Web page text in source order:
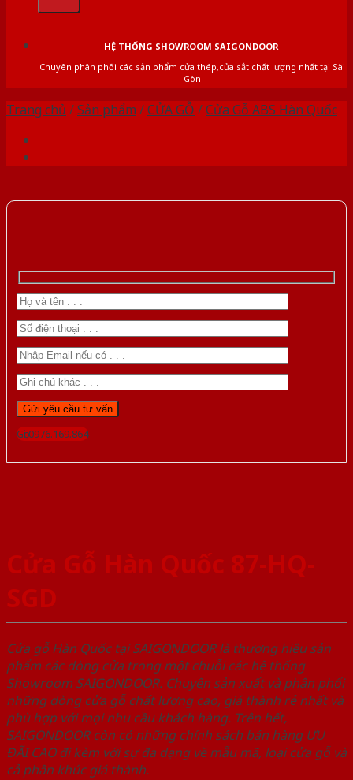
HỆ THỐNG SHOWROOM SAIGONDOOR
Chuyên phân phối các sản phẩm cửa thép,cửa sắt chất lượng nhất tại Sài
Gòn
Trang chủ /Sản phẩm /CỬA GỖ /Cửa Gỗ ABS Hàn Quốc
Gọi 0976.169.864
Cửa Gỗ Hàn Quốc 87-HQ-
SGD
Cửa gỗ Hàn Quốc tại SAIGONDOOR là thương hiệu sản
phẩm các dòng cửa trong một chuỗi các hệ thống
Showroom SAIGONDOOR. Chuyên sản xuất và phân phối
những dòng cửa gỗ chất lượng cao, giá thành rẻ nhất và
phù hợp với mọi nhu cầu khách hàng. Trên hết,
SAIGONDOOR còn có những chính sách bán hàng ƯU
ĐÃI CAO đi kèm với sự đa dạng về mẫu mã, loại cửa gỗ và
cả phân khúc giá thành.